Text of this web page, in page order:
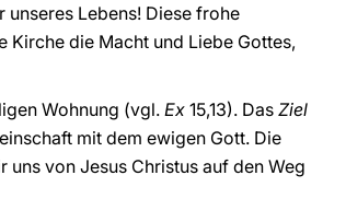
Lebens! Diese frohe
die Macht und Liebe Gottes,
Wohnung (vgl. Ex 15,13). Das Ziel
mit dem ewigen Gott. Die
uns von Jesus Christus auf den Weg